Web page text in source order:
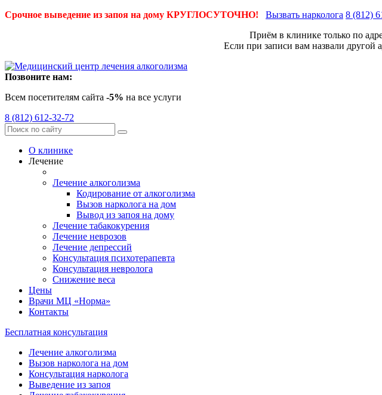
Срочное выведение из запоя на дому КРУГЛОСУТОЧНО! Вызвать нарколога 8 (812)
Приём в клинике только по
Если при записи вам назвали другой
Позвоните нам:
Всем посетителям сайта -5% на все услуги
8 (812) 612-32-72
О клинике
Лечение
Лечение алкоголизма
Кодирование от алкоголизма
Вызов нарколога на дом
Вывод из запоя на дому
Лечение табакокурения
Лечение неврозов
Лечение депрессий
Консультация психотерапевта
Консультация невролога
Снижение веса
Цены
Врачи МЦ «Норма»
Контакты
Бесплатная консультация
Лечение алкоголизма
Вызов нарколога на дом
Консультация нарколога
Выведение из запоя